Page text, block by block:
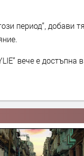
период“, добави
вече е достъпна